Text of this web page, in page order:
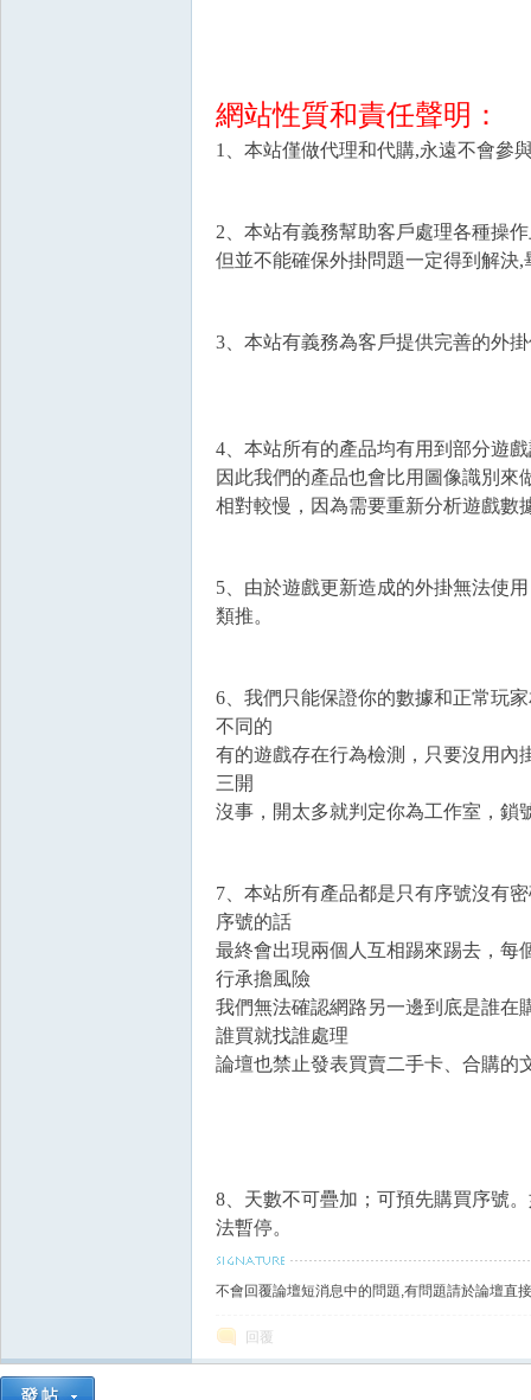
網站性質和責任聲明：
1、本站僅做代理和代購,永遠不會參
2、本站有義務幫助客戶處理各種操
但並不能確保外掛問題一定得到解決
3、本站有義務為客戶提供完善的外
4、本站所有的產品均有用到部分遊
因此我們的產品也會比用圖像識別
相對較慢，因為需要重新分析遊戲數
5、由於遊戲更新造成的外掛無法使
類推。
6、我們只能保證你的數據和正常玩
不同的
有的遊戲存在行為檢測，只要沒用內
三開
沒事，開太多就判定你為工作室，鎖
7、本站所有產品都是只有序號沒有
序號的話
最終會出現兩個人互相踢來踢去，每
行承擔風險
我們無法確認網路另一邊到底是誰在
誰買就找誰處理
論壇也禁止發表買賣二手卡、合購的
8 、天數不可疊加；可預先購買序號
法暫停。
不會回覆論壇短消息中的問題,有問題請於論壇直
回覆